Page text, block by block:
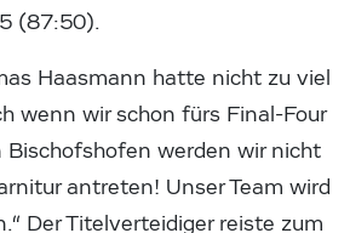
(87:50).
Haasmann hatte nicht zu viel
wenn wir schon fürs Final-Four
Bischofshofen werden wir nicht
antreten! Unser Team wird
Der Titelverteidiger reiste zum